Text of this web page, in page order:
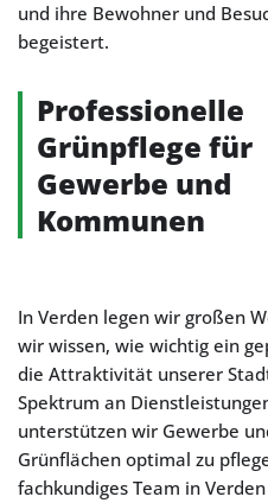
und ihre Bewohner und
begeistert.
Professionelle
Grünpflege für
Gewerbe und
Kommunen
In Verden legen wir großen
wir wissen, wie wichtig ein
die Attraktivität unserer
Spektrum an
unterstützen wir Gewerbe
Grünflächen optimal zu
fachkundiges Team in